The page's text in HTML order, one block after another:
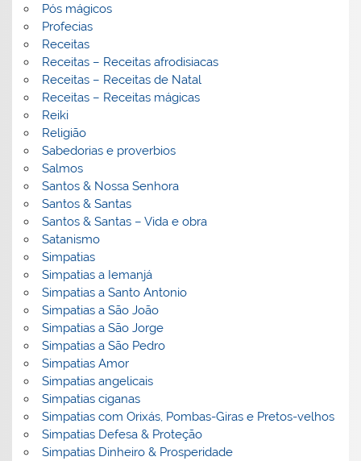
Pós mágicos
Profecias
Receitas
Receitas – Receitas afrodisiacas
Receitas – Receitas de Natal
Receitas – Receitas mágicas
Reiki
Religião
Sabedorias e proverbios
Salmos
Santos & Nossa Senhora
Santos & Santas
Santos & Santas – Vida e obra
Satanismo
Simpatias
Simpatias a Iemanjá
Simpatias a Santo Antonio
Simpatias a São João
Simpatias a São Jorge
Simpatias a São Pedro
Simpatias Amor
Simpatias angelicais
Simpatias ciganas
Simpatias com Orixás, Pombas-Giras e Pretos-velhos
Simpatias Defesa & Proteção
Simpatias Dinheiro & Prosperidade